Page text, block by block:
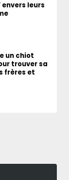
leurs
un chiot
trouver sa
frères et